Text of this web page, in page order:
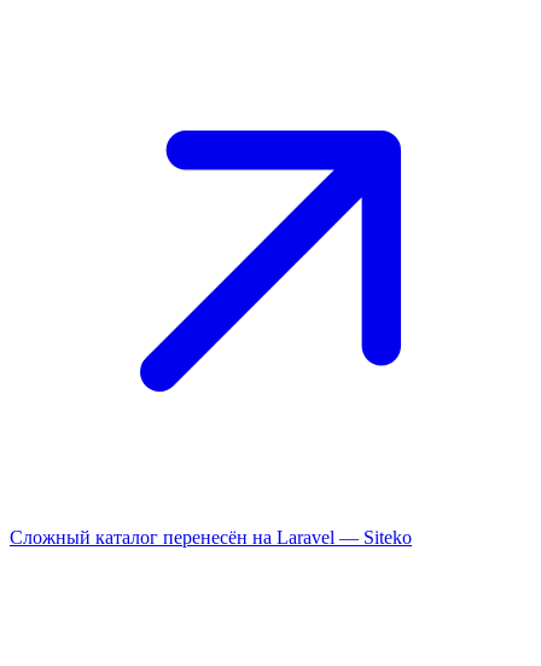
Сложный каталог перенесён на Laravel — Siteko